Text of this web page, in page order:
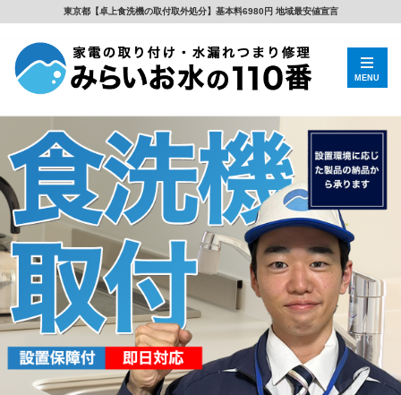
東京都【卓上食洗機の取付取外処分】基本料6980円 地域最安値宣言
MENU